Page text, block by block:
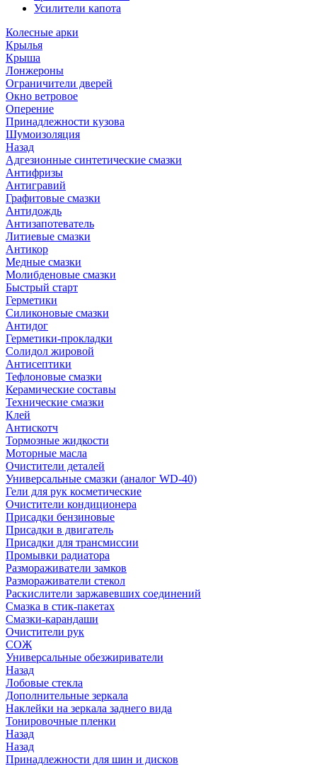
Усилители капота
Колесные арки
Крылья
Крыша
Лонжероны
Ограничители дверей
Окно ветровое
Оперение
Принадлежности кузова
Шумоизоляция
Назад
Адгезионные синтетические смазки
Антифризы
Антигравий
Графитовые смазки
Антидождь
Антизапотеватель
Литиевые смазки
Антикор
Медные смазки
Молибденовые смазки
Быстрый старт
Герметики
Силиконовые смазки
Антидог
Герметики-прокладки
Солидол жировой
Антисептики
Тефлоновые смазки
Керамические составы
Технические смазки
Клей
Антискотч
Тормозные жидкости
Моторные масла
Очистители деталей
Универсальные смазки (аналог WD-40)
Гели для рук косметические
Очистители кондиционера
Присадки бензиновые
Присадки в двигатель
Присадки для трансмиссии
Промывки радиатора
Размораживатели замков
Размораживатели стекол
Раскислители заржавевших соединений
Смазка в стик-пакетах
Смазки-карандаши
Очистители рук
СОЖ
Универсальные обезжириватели
Назад
Лобовые стекла
Дополнительные зеркала
Наклейки на зеркала заднего вида
Тонировочные пленки
Назад
Назад
Принадлежности для шин и дисков